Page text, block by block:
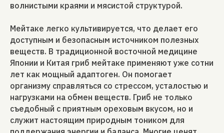
волнистыми краями и мясистой структурой.
Мейтаке легко культивируется, что делает его
доступным и безопасным источником полезных
веществ. В традиционной восточной медицине
Японии и Китая гриб мейтаке применяют уже сотни
лет как мощный адаптоген. Он помогает
организму справляться со стрессом, усталостью и
нагрузками на обмен веществ. Гриб не только
съедобный с приятным ореховым вкусом, но и
служит настоящим природным тоником для